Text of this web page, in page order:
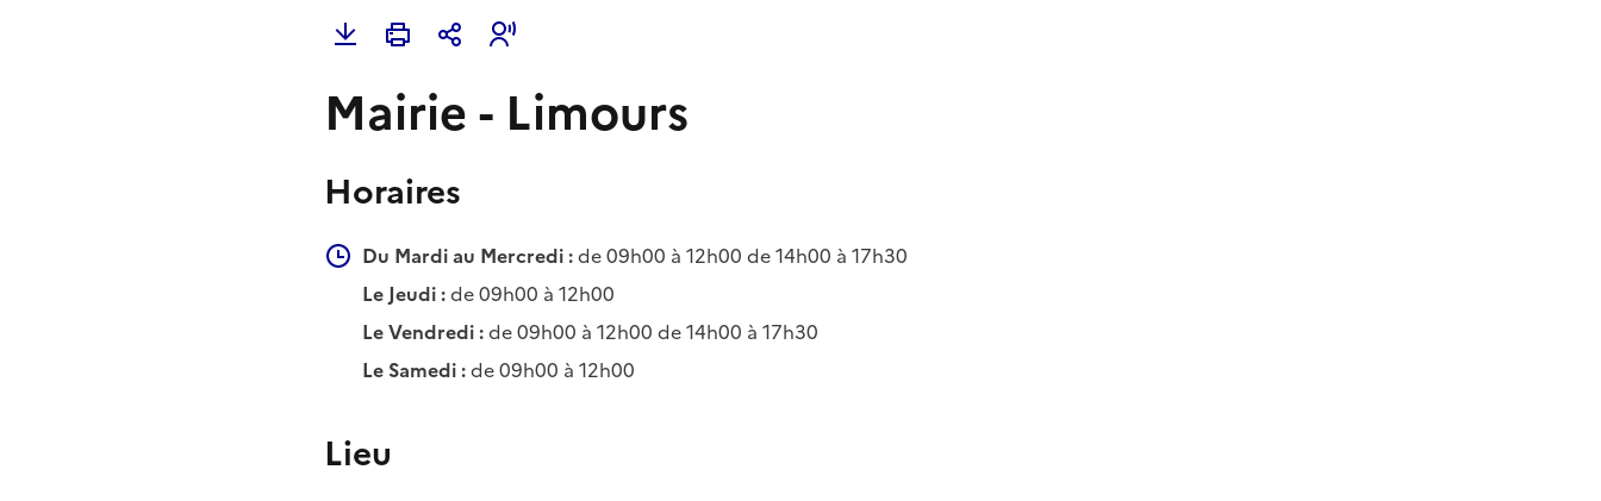
Mairie - Limours
Horaires
Du Mardi au Mercredi :de 09h00 à 12h00 de 14h00 à 17h30
Le Jeudi :de 09h00 à 12h00
Le Vendredi :de 09h00 à 12h00 de 14h00 à 17h30
Le Samedi :de 09h00 à 12h00
Lieu